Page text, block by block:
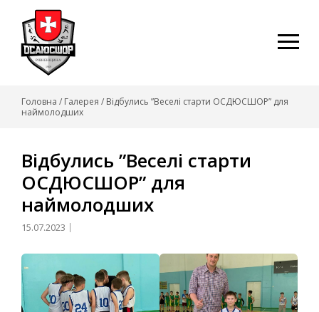
content
Головна / Галерея / Відбулись ”Веселі старти ОСДЮСШОР” для
наймолодших
Відбулись ”Веселі старти
ОСДЮСШОР” для
наймолодших
15.07.2023